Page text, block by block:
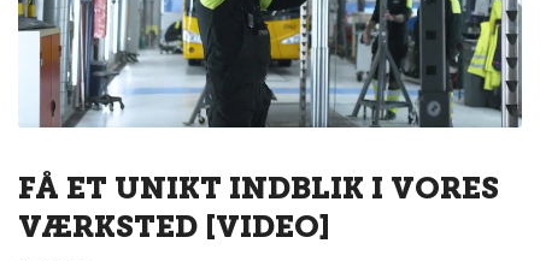
FÅ ET UNIKT INDBLIK I VORES
VÆRKSTED [VIDEO]